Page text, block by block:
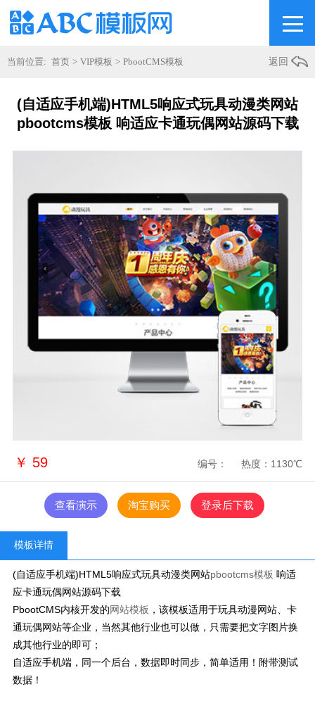
当前位置: 首页 > VIP模板 > PbootCMS模板 返回
(自适应手机端)HTML5响应式玩具动漫类网站
pbootcms模板 响适应卡通玩偶网站源码下载
￥ 59 热度：1130℃
编号：
查看演示 淘宝购买 登录后下载
模板详情
(自适应手机端)HTML5响应式玩具动漫类网站pbootcms模板 响适
应卡通玩偶网站源码下载
PbootCMS内核开发的网站模板 ，该模板适用于玩具动漫网站、卡
通玩偶网站等企业，当然其他行业也可以做，只需要把文字图片换
成其他行业的即可；
自适应手机端，同一个后台，数据即时同步，简单适用！附带测试
数据！